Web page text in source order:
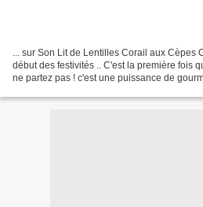
... sur Son Lit de Lentilles Corail aux Cèpes
début des festivités .. C'est la première fois
ne partez pas ! c'est une puissance de